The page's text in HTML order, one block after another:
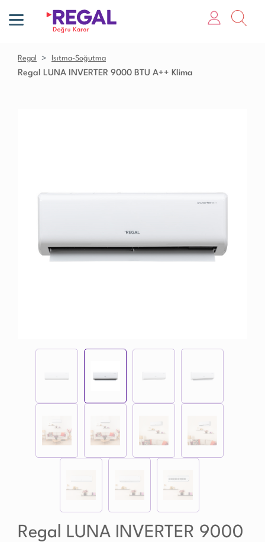
Regal Isıtma-Soğutma
Regal LUNA INVERTER 9000 BTU A++ Klima
Regal LUNA INVERTER 9000